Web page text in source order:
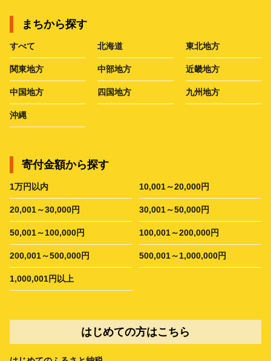
まちから探す
すべて 北海道 東北地方
関東地方 中部地方 近畿地方
中国地方 四国地方 九州地方
沖縄
寄付金額から探す
1万円以内 10,001～20,000円
20,001～30,000円 30,001～50,000円
50,001～100,000円 100,001～200,000円
200,001～500,000円 500,001～1,000,000円
1,000,001円以上
はじめての方はこちら